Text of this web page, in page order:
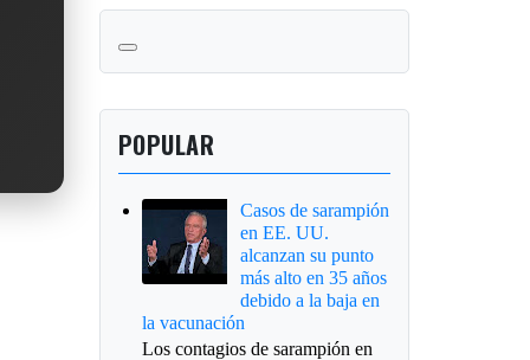
POPULAR
Casos de sarampión
en EE. UU.
alcanzan su punto
más alto en 35 años
debido a la baja en
la vacunación
Los contagios de sarampión en